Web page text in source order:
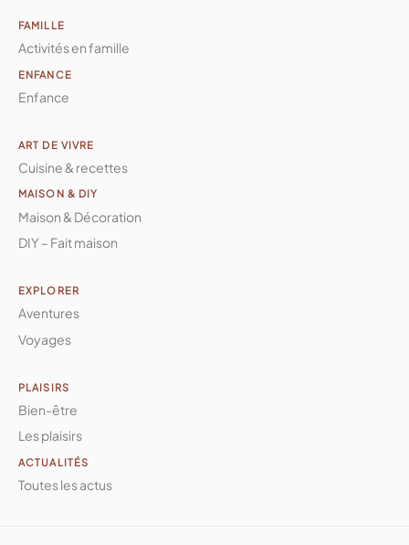
FAMILLE
Activités en famille
ENFANCE
Enfance
ART DE VIVRE
Cuisine & recettes
MAISON & DIY
Maison & Décoration
DIY – Fait maison
EXPLORER
Aventures
Voyages
PLAISIRS
Bien-être
Les plaisirs
ACTUALITÉS
Toutes les actus